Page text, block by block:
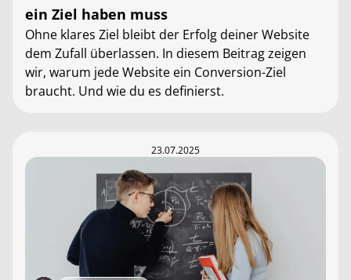
ein Ziel haben muss
Ohne klares Ziel bleibt der Erfolg deiner Website
dem Zufall überlassen. In diesem Beitrag zeigen
wir, warum jede Website ein Conversion-Ziel
braucht. Und wie du es definierst.
23.07.2025